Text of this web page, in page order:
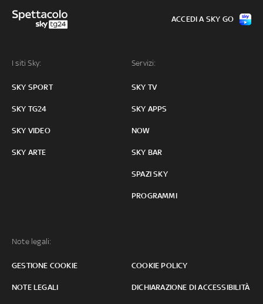
I siti Sky:
SKY SPORT
SKY TG24
SKY VIDEO
SKY ARTE
Servizi:
SKY TV
SKY APPS
NOW
SKY BAR
SPAZI SKY
PROGRAMMI
Note legali:
GESTIONE COOKIE COOKIE POLICY
NOTE LEGALI DICHIARAZIONE DI ACCESSIBILITÀ
ACCEDI A SKY GO